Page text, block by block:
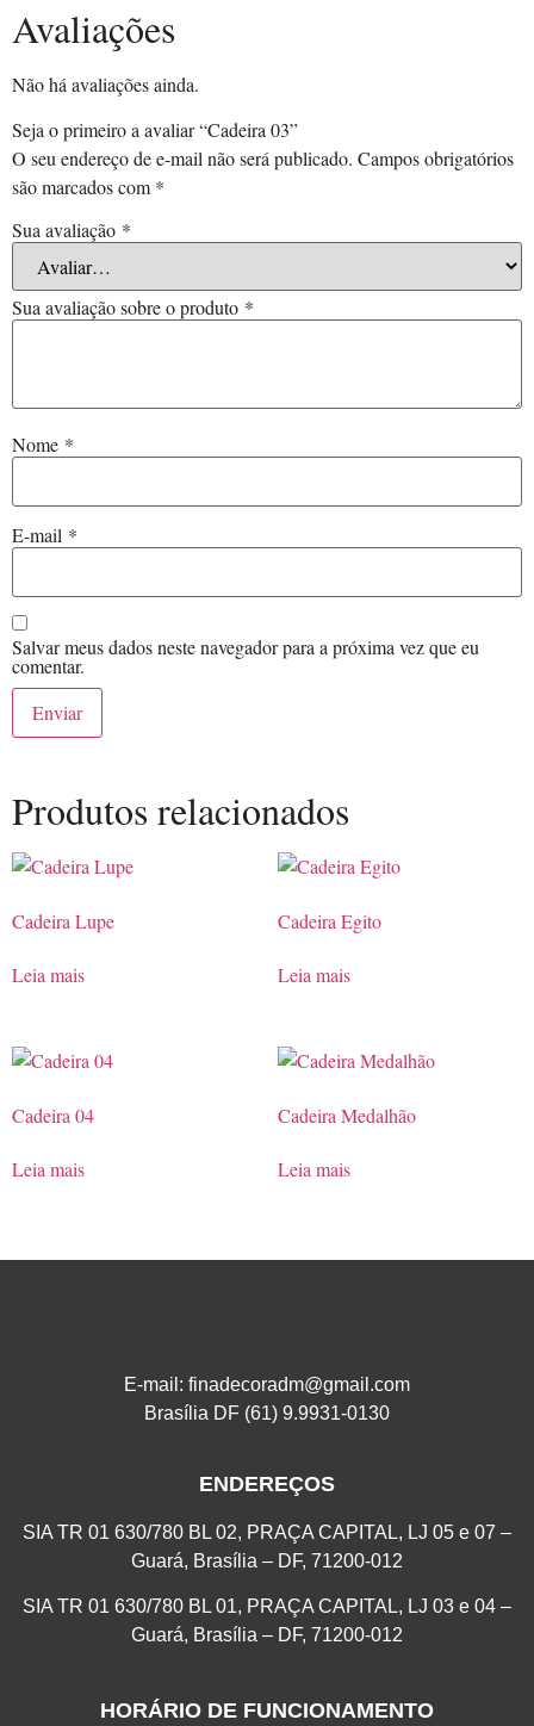
Avaliações
Não há avaliações ainda.
Seja o primeiro a avaliar “Cadeira 03”
O seu endereço de e-mail não será publicado. Campos obrigatórios
são marcados com *
Sua avaliação *
Sua avaliação sobre o produto *
Nome *
E-mail *
Salvar meus dados neste navegador para a próxima vez que eu
comentar.
Produtos relacionados
Cadeira Lupe
Leia mais
Cadeira Egito
Leia mais
Cadeira 04
Leia mais
Cadeira Medalhão
Leia mais
E-mail: finadecoradm@gmail.com
Brasília DF (61) 9.9931-0130
ENDEREÇOS
SIA TR 01 630/780 BL 02, PRAÇA CAPITAL, LJ 05 e 07 –
Guará, Brasília – DF, 71200-012
SIA TR 01 630/780 BL 01, PRAÇA CAPITAL, LJ 03 e 04 –
Guará, Brasília – DF, 71200-012
HORÁRIO DE FUNCIONAMENTO